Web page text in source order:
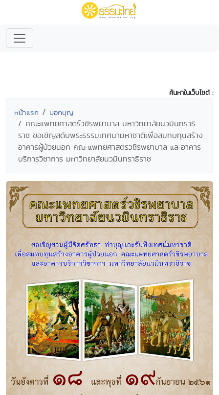
ค้นหาในเว็บไซต์ :
หน้าแรก บอกบุญ
คณะแพทยศาสตร์วชิรพยาบาล มหาวิทยาลัยนวมินทราธิ
ราช ขอเชิญสดับพระธรรมเทศนามหาชาติเพื่อสมทบทุนสร้าง
อาคารผู้ป่วยนอก คณะแพทยศาสตรวชิรพยาบาล และอาคาร
บริการวิชาการ มหาวิทยาลัยนวมินทราธิราช